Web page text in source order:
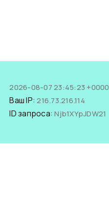
2026-08-07 23:45:23 +0000
Ваш IP:216.73.216.114
ID запроса:Njb1XYpJDW21